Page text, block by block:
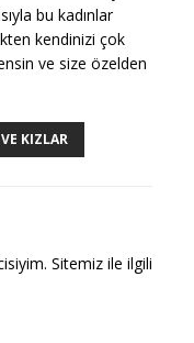
bu kadınlar
kendinizi çok
ve size özelden
KIZLAR
Sitemiz ile ilgili